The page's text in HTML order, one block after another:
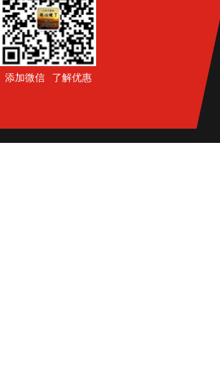
添加微信 了解优惠